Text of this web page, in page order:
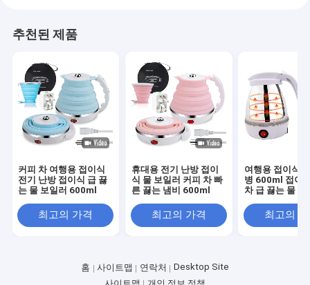
추천된 제품
커피 차 여행용 접이식
전기 난방 접이식 급 끓
는 물 보일러 600ml
최고의 가격
휴대용 전기 난방 접이
식 물 보일러 커피 차 빠
른 끓는 냄비 600ml
최고의 가격
여행용 접이식
병 600ml 접이
차 급 끓는 물 보
최고의
홈 사이트맵 연락처
Desktop Site